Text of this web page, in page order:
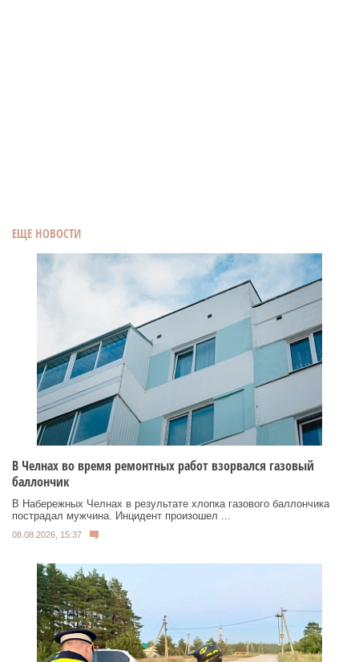
ЕЩЕ НОВОСТИ
В Челнах во время ремонтных работ взорвался газовый
баллончик
В Набережных Челнах в результате хлопка газового баллончика
пострадал мужчина. Инцидент произошел ...
08.08.2026, 15:37